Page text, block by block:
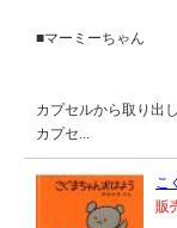
■マーミーちゃん
カプセルから取り出
カプセ...
こ
販